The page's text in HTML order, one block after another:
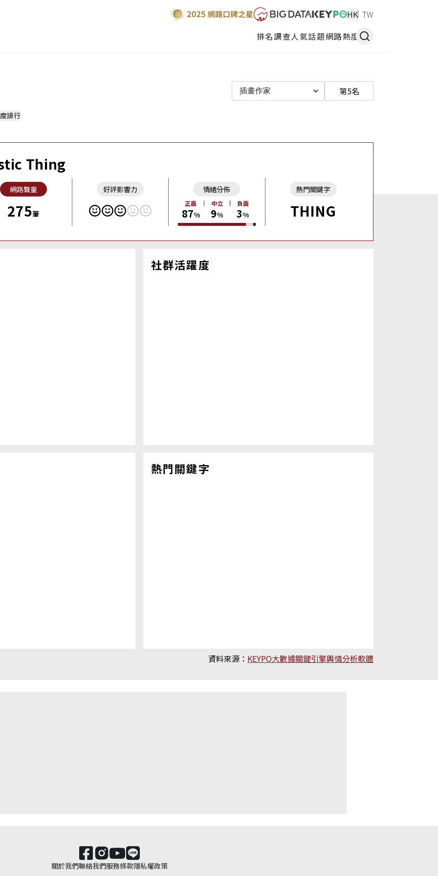
HK TW
排名調查人氣話題網路熱度
插畫作家 第5名
排行
Thing
網路聲量
275筆
好評影響力 情緒分佈
正面
87%
中立
9%
負面
3%
熱門關鍵字
THING
社群活躍度
熱門關鍵字
資料來源： KEYPO大數據關鍵引擎輿情分析軟體
關於我們聯絡我們服務條款隱私權政策